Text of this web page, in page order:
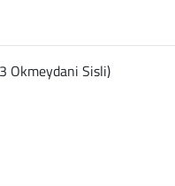
Okmeydani Sisli)